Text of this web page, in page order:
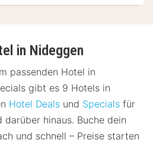
in Nideggen
passenden Hotel in
gibt es 9 Hotels in
Hotel Deals und Specials für
hinaus. Buche dein
und schnell – Preise starten